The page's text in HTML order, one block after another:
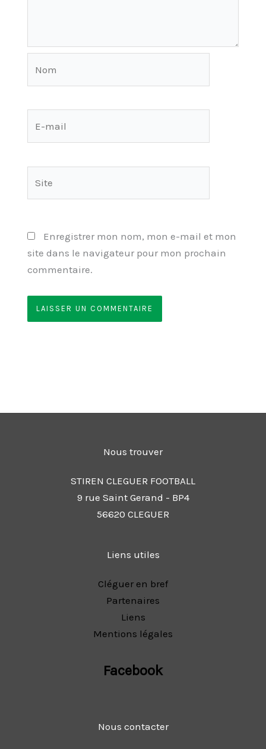
Enregistrer mon nom, mon e-mail et mon
site dans le navigateur pour mon prochain
commentaire.
Nous trouver
STIREN CLEGUER FOOTBALL
9 rue Saint Gerand - BP4
56620 CLEGUER
Liens utiles
Cléguer en bref
Partenaires
Liens
Mentions légales
Facebook
Nous contacter